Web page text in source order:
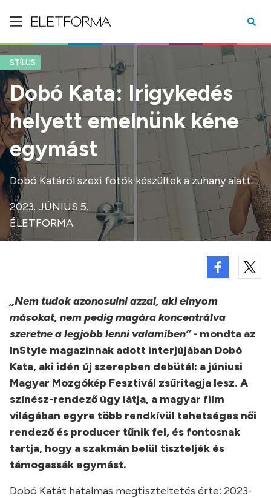
STÍLUS
Dobó Kata: Irigykedés
helyett emelnünk kéne
egymást
Dobó Katáról szexi fotók készültek a zuhany alatt.
2023. JÚNIUS 5.
ÉLETFORMA
„Nem tudok azonosulni azzal, aki elnyom
másokat, nem pedig magára koncentrálva
szeretne a legjobb lenni valamiben” - mondta az
InStyle magazinnak adott interjújában Dobó
Kata, aki idén új szerepben debütál: a júniusi
Magyar Mozgókép Fesztivál zsűritagja lesz. A
színész-rendező úgy látja, a magyar film
világában egyre több rendkívül tehetséges női
rendező és producer tűnik fel, és fontosnak
tartja, hogy a szakmán belül tiszteljék és
támogassák egymást.
Dobó Katát hatalmas megtiszteltetés érte: 2023-